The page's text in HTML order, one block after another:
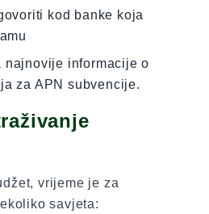
kod banke koja
najnovije informacije o
za APN subvencije.
vrijeme je za
savjeta: